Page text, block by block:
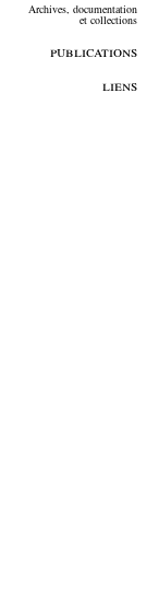
Archives, documentation
et collections
publications
liens